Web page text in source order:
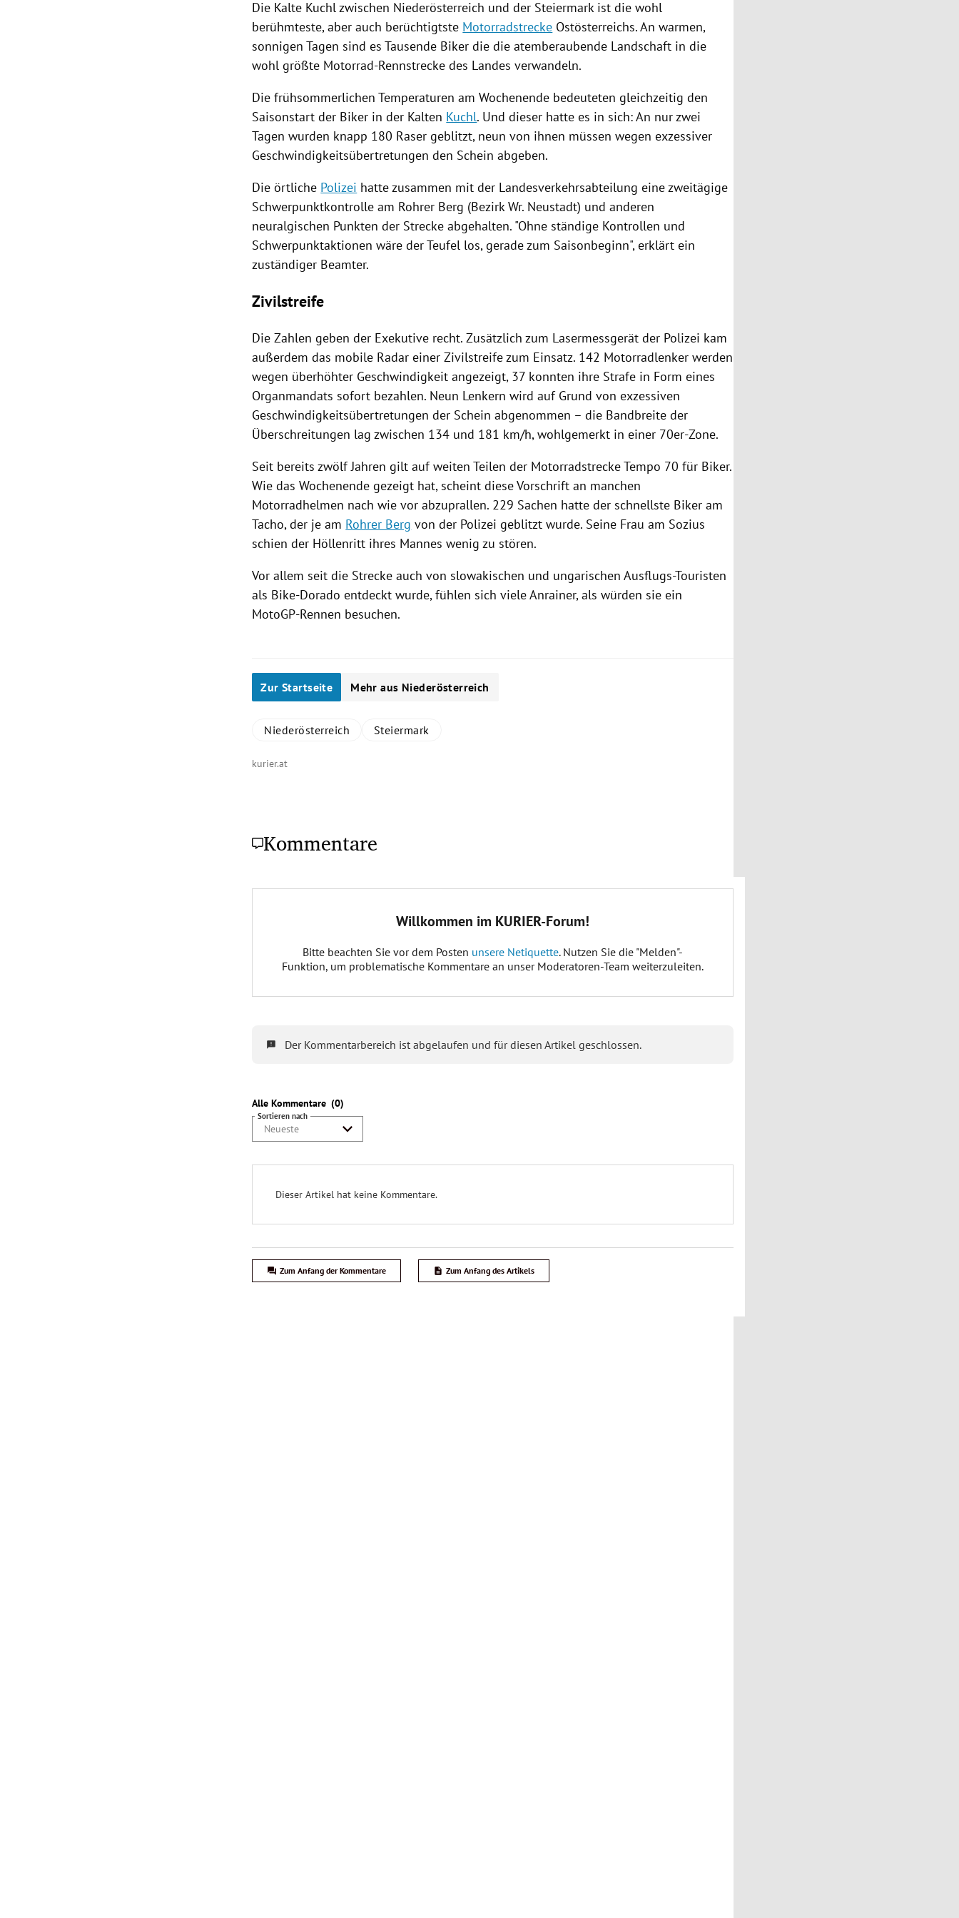
Die Kalte Kuchlzwischen Niederösterreich und der Steiermarkist die wohl
berühmteste, aber auch berüchtigtste Motorradstrecke Ostösterreichs. An warmen,
sonnigen Tagen sind es Tausende Biker die die atemberaubende Landschaft in die
wohl größte Motorrad-Rennstrecke des Landes verwandeln.
Die frühsommerlichen Temperaturen am Wochenende bedeuteten gleichzeitig den
Saisonstart der Biker in der Kalten Kuchl. Und dieser hatte es in sich: An nur zwei
Tagen wurden knapp 180 Raser geblitzt, neun von ihnen müssen wegen exzessiver
Geschwindigkeitsübertretungen den Schein abgeben.
Die örtliche Polizei hatte zusammen mit der Landesverkehrsabteilung eine zweitägige
Schwerpunktkontrolle am Rohrer Berg (Bezirk Wr. Neustadt) und anderen
neuralgischen Punkten der Strecke abgehalten. "Ohne ständige Kontrollen und
Schwerpunktaktionen wäre der Teufel los, gerade zum Saisonbeginn", erklärt ein
zuständiger Beamter.
Zivilstreife
Die Zahlen geben der Exekutive recht. Zusätzlich zum Lasermessgerät der Polizei kam
außerdem das mobile Radar einer Zivilstreife zum Einsatz. 142 Motorradlenker werden
wegen überhöhter Geschwindigkeit angezeigt, 37 konnten ihre Strafe in Form eines
Organmandats sofort bezahlen. Neun Lenkern wird auf Grund von exzessiven
Geschwindigkeitsübertretungen der Schein abgenommen – die Bandbreite der
Überschreitungen lag zwischen 134 und 181 km/h, wohlgemerkt in einer 70er-Zone.
Seit bereits zwölf Jahren gilt auf weiten Teilen der MotorradstreckeTempo 70 für Biker.
Wie das Wochenende gezeigt hat, scheint diese Vorschrift an manchen
Motorradhelmen nach wie vor abzuprallen. 229 Sachen hatte der schnellste Biker am
Tacho, der je am Rohrer Berg von der Polizei geblitzt wurde. Seine Frau am Sozius
schien der Höllenritt ihres Mannes wenig zu stören.
Vor allem seit die Strecke auch von slowakischen und ungarischen Ausflugs-Touristen
als Bike-Dorado entdeckt wurde, fühlen sich viele Anrainer, als würden sie ein
MotoGP-Rennen besuchen.
Zur Startseite Mehr aus Niederösterreich
Niederösterreich Steiermark
kurier.at
Kommentare